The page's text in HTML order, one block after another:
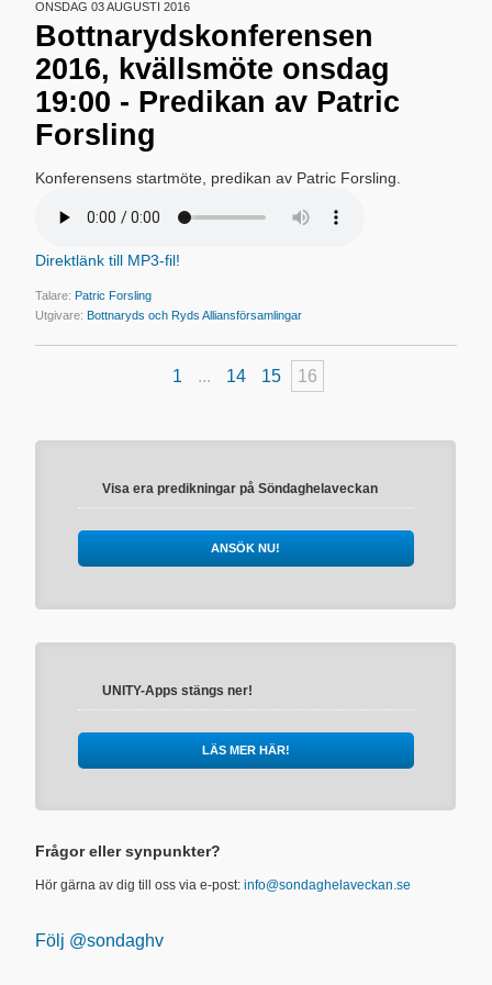
ONSDAG 03 AUGUSTI 2016
Bottnarydskonferensen
2016, kvällsmöte onsdag
19:00 - Predikan av Patric
Forsling
Konferensens startmöte, predikan av Patric Forsling.
Direktlänk till MP3-fil!
Talare:Patric Forsling
Utgivare:Bottnaryds och Ryds Alliansförsamlingar
1 ... 14 15 16
Visa era predikningar på Söndaghelaveckan
ANSÖK NU!
UNITY-Apps stängs ner!
LÄS MER HÄR!
Frågor eller synpunkter?
Hör gärna av dig till oss via e-post:info@sondaghelaveckan.se
Följ @sondaghv